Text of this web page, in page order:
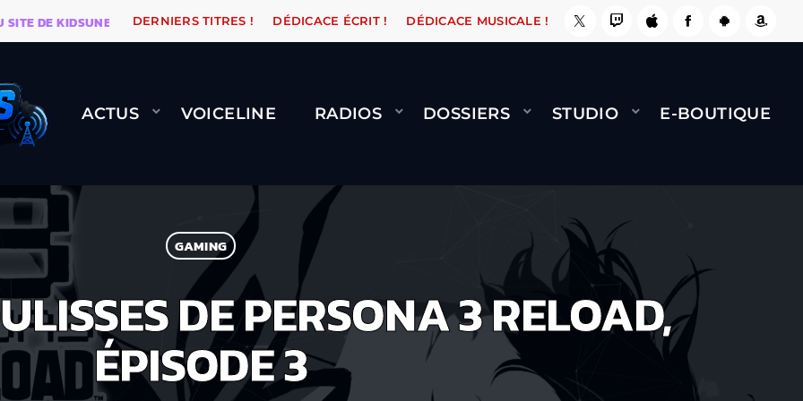
KIDSUNE WARÉTRO ORANGE ROAD QUI PASSE, ÇA LE FAIT ! NAMI BERNARD MINET - FLY
DERNIERS TITRES ! DÉDICACE ÉCRIT ! DÉDICACE MUSICALE !
ACTUS VOICELINE RADIOS DOSSIERS STUDIO E-BOUTIQUE
GAMING
DE PERSONA 3 RELOAD,
ÉPISODE 3